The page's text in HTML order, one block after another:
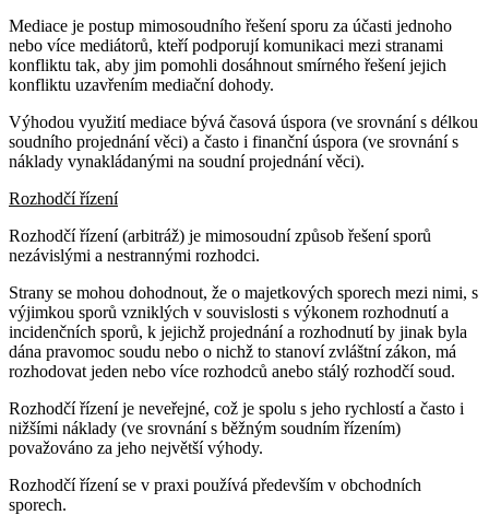
Mediace je postup mimosoudního řešení sporu za účasti jednoho
nebo více mediátorů, kteří podporují komunikaci mezi stranami
konfliktu tak, aby jim pomohli dosáhnout smírného řešení jejich
konfliktu uzavřením mediační dohody.
Výhodou využití mediace bývá časová úspora (ve srovnání s délkou
soudního projednání věci) a často i finanční úspora (ve srovnání s
náklady vynakládanými na soudní projednání věci).
Rozhodčí řízení
Rozhodčí řízení (arbitráž) je mimosoudní způsob řešení sporů
nezávislými a nestrannými rozhodci.
Strany se mohou dohodnout, že o majetkových sporech mezi nimi, s
výjimkou sporů vzniklých v souvislosti s výkonem rozhodnutí a
incidenčních sporů, k jejichž projednání a rozhodnutí by jinak byla
dána pravomoc soudu nebo o nichž to stanoví zvláštní zákon, má
rozhodovat jeden nebo více rozhodců anebo stálý rozhodčí soud.
Rozhodčí řízení je neveřejné, což je spolu s jeho rychlostí a často i
nižšími náklady (ve srovnání s běžným soudním řízením)
považováno za jeho největší výhody.
Rozhodčí řízení se v praxi používá především v obchodních
sporech.